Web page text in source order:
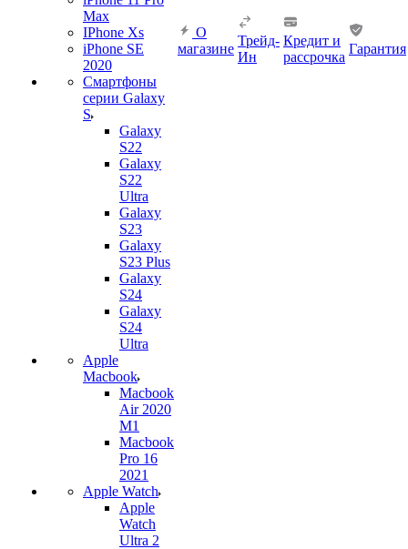
Max
IPhone Xs
iPhone SE
2020
Смартфоны
серии Galaxy
S
Galaxy
S22
Galaxy
S22
Ultra
Galaxy
S23
Galaxy
S23 Plus
Galaxy
S24
Galaxy
S24
Ultra
Apple
Macbook
Macbook
Air 2020
M1
Macbook
Pro 16
2021
Apple Watch
Apple
Watch
Ultra 2
О
магазине
Трейд-
Ин
Кредит и
рассрочка
Гарантия